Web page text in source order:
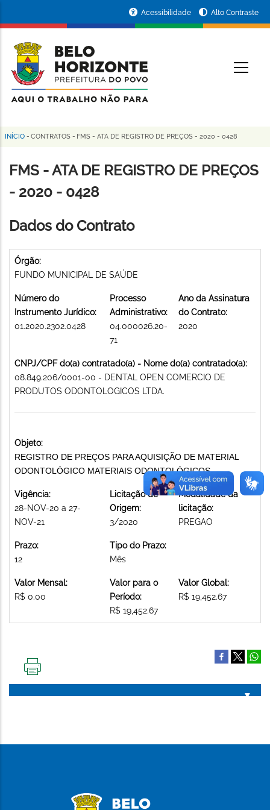
conteúdo
principal
da
Prefeitura
de
Horizonte
Acessibilidade Alto Contraste
Trilha
de
navegação
INÍCIO - CONTRATOS - FMS - ATA DE REGISTRO DE PREÇOS - 2020 - 0428
FMS - ATA DE REGISTRO DE PREÇOS
- 2020 - 0428
Dados do Contrato
Órgão:
FUNDO MUNICIPAL DE SAÚDE
Número do
Instrumento Jurídico:
01.2020.2302.0428
Processo
Administrativo:
04.000026.20-
71
Ano da Assinatura
do Contrato:
2020
CNPJ/CPF do(a) contratado(a) - Nome do(a) contratado(a):
08.849.206/0001-00 - DENTAL OPEN COMERCIO DE
PRODUTOS ODONTOLOGICOS LTDA.
Objeto:
REGISTRO DE PREÇOS PARA AQUISIÇÃO DE MATERIAL
ODONTOLÓGICO MATERIAIS ODONTOLÓGICOS
Vigência:
28-NOV-20 a 27-
NOV-21
Licitação de
Origem:
3/2020
Modalidade da
licitação:
PREGAO
Prazo:
12
Tipo do Prazo:
Mês
Valor Mensal:
R$ 0.00
Valor para o
Período:
R$ 19,452.67
Valor Global:
R$ 19,452.67
PÁGINA